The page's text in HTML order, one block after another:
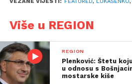
VEZANE VIJESTI: FEATURED, LUKAŠENKO,
Više u REGION
REGION
Plenković: Štetu
u odnosu s
mostarske kiše